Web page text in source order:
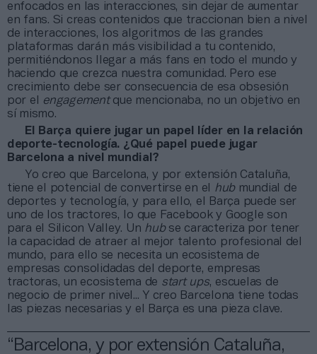
enfocados en las interacciones, sin dejar de aumentar
en fans. Si creas contenidos que traccionan bien a nivel
de interacciones, los algoritmos de las grandes
plataformas darán más visibilidad a tu contenido,
permitiéndonos llegar a más fans en todo el mundo y
haciendo que crezca nuestra comunidad. Pero ese
crecimiento debe ser consecuencia de esa obsesión
por el
engagementque mencionaba, no un objetivo en
sí mismo.
El Barça quiere jugar un papel líder en la relación
deporte-tecnología. ¿Qué papel puede jugar
Barcelona a nivel mundial?
Yo creo que Barcelona, y por extensión Cataluña,
tiene el potencial de convertirse en el
hubmundial de
deportes y tecnología, y para ello, el Barça puede ser
uno de los tractores, lo que Facebook y Google son
para el Silicon Valley. Un hubse caracteriza por tener
la capacidad de atraer al mejor talento profesional del
mundo, para ello se necesita un ecosistema de
empresas consolidadas del deporte, empresas
tractoras, un ecosistema de start ups, escuelas de
negocio de primer nivel... Y creo Barcelona tiene todas
las piezas necesarias y el Barça es una pieza clave.
“Barcelona, y por extensión Cataluña,